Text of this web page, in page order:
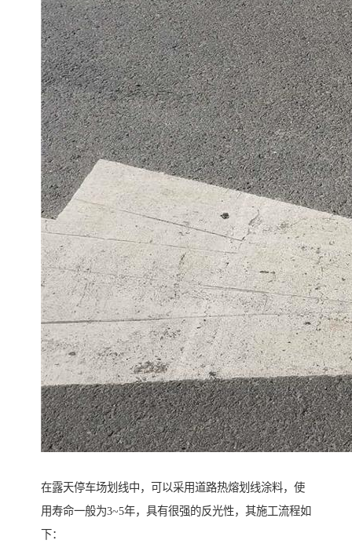
在露天停车场划线中，可以采用道路热熔划线涂料，使
用寿命一般为3~5年，具有很强的反光性，其施工流程如
下：